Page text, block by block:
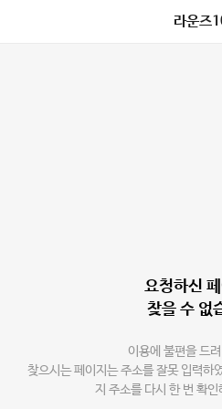
라운즈
요청하신
찾을 수 없
이용에 불편을 드
찾으시는 페이지는 주소를 잘못 입력하
지 주소를 다시 한 번 확